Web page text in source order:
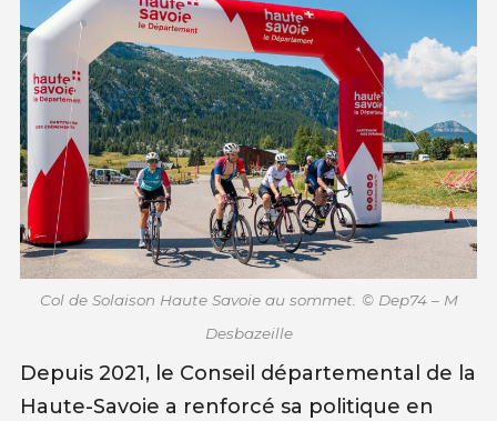
Col de Solaison Haute Savoie au sommet.
© Dep74 – M
Desbazeille
Depuis 2021, le Conseil départemental de la
Haute-Savoie a renforcé sa politique en